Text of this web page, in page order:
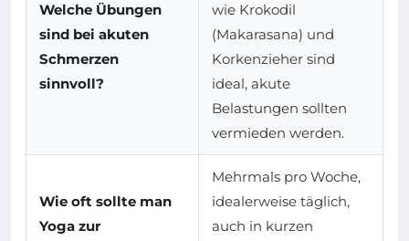
Welche Übungen
sind bei akuten
Schmerzen
sinnvoll?
wie Krokodil
(Makarasana) und
Korkenzieher sind
ideal, akute
Belastungen sollten
vermieden werden.
Wie oft sollte man
Yoga zur
Mehrmals pro Woche,
idealerweise täglich,
auch in kurzen